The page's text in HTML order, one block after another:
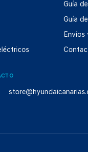
Guía
Guía
Envíos